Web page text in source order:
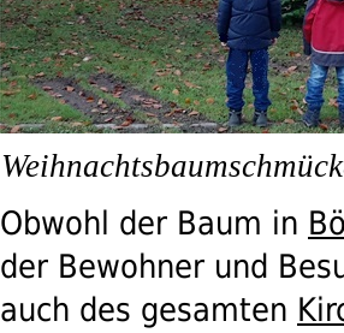
Obwohl der Baum in
der Bewohner und
auch des gesamten